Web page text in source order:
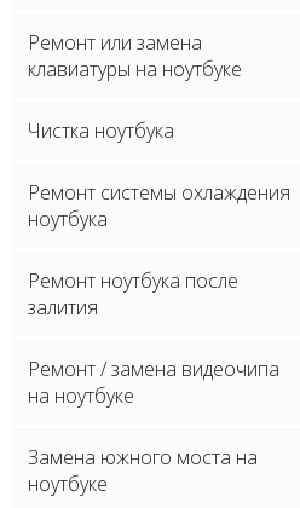
Ремонт или замена
клавиатуры на ноутбуке
Чистка ноутбука
Ремонт системы охлаждения
ноутбука
Ремонт ноутбука после
залития
Ремонт / замена видеочипа
на ноутбуке
Замена южного моста на
ноутбуке